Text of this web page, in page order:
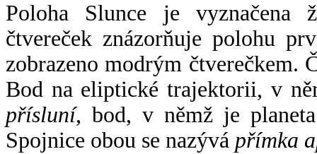
Poloha Slunce je vyznačena
čtvereček znázorňuje polohu
zobrazeno modrým čtverečkem.
Bod na eliptické trajektorii, v
přísluní, bod, v němž je
Spojnice obou se nazývá přímka